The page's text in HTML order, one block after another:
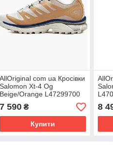
AllOriginal com ua Кросівки
Salomon Xt-4 Og
Beige/Orange L47299700
РОЗМІРИ ЗАПИТУЙТЕ
7 590₴
Купити
8